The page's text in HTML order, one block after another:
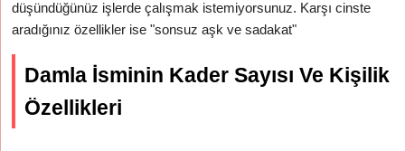
düşündüğünüz işlerde çalışmak istemiyorsunuz. Karşı cinste
aradığınız özellikler ise "sonsuz aşk ve sadakat"
Damla İsminin Kader Sayısı Ve Kişilik
Özellikleri